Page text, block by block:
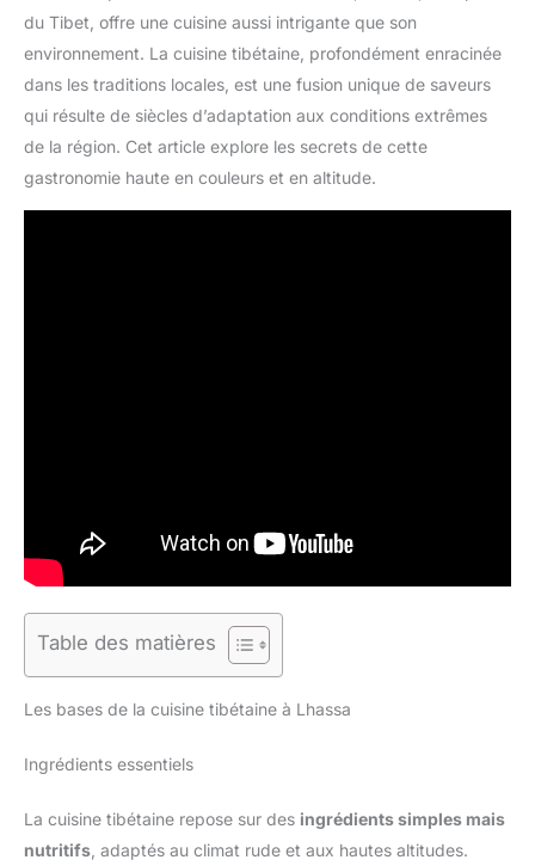
du Tibet, offre une cuisine aussi intrigante que son
environnement. La cuisine tibétaine, profondément enracinée
dans les traditions locales, est une fusion unique de saveurs
qui résulte de siècles d’adaptation aux conditions extrêmes
de la région. Cet article explore les secrets de cette
gastronomie haute en couleurs et en altitude.
Table des matières
Les bases de la cuisine tibétaine à Lhassa
Ingrédients essentiels
La cuisine tibétaine repose sur des ingrédients simples mais
nutritifs , adaptés au climat rude et aux hautes altitudes.